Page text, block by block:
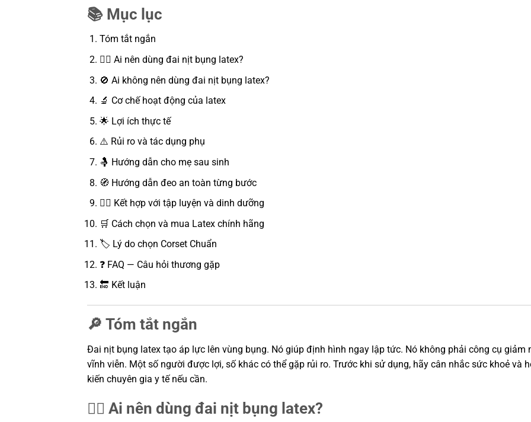
📚 Mục lục
Tóm tắt ngắn
👩‍⚕️ Ai nên dùng đai nịt bụng latex?
🚫 Ai không nên dùng đai nịt bụng latex?
🔬 Cơ chế hoạt động của latex
🌟 Lợi ích thực tế
⚠️ Rủi ro và tác dụng phụ
🤱 Hướng dẫn cho mẹ sau sinh
🧭 Hướng dẫn đeo an toàn từng bước
🏃‍♀️ Kết hợp với tập luyện và dinh dưỡng
🛒 Cách chọn và mua Latex chính hãng
🏷️ Lý do chọn Corset Chuẩn
❓ FAQ — Câu hỏi thương gặp
🔚 Kết luận
🔎 Tóm tắt ngắn
Đai nịt bụng latex tạo áp lực lên vùng bụng. Nó giúp định hình ngay lập tức. Nó không phải công cụ giảm
vĩnh viễn. Một số người được lợi, số khác có thể gặp rủi ro. Trước khi sử dụng, hãy cân nhắc sức khoẻ và
kiến chuyên gia y tế nếu cần.
👩‍⚕️ Ai nên dùng đai nịt bụng latex?